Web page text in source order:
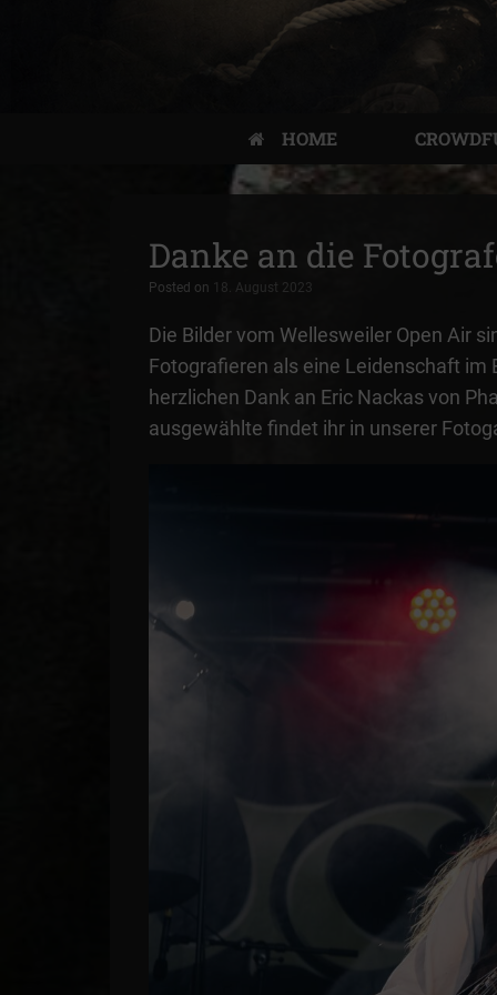
HOME
Danke an die
Posted on 18. August 2023
Die Bilder vom Wellesweiler Open Air
Fotografieren als eine Leidenschaft im
herzlichen Dank an Eric Nackas von
ausgewählte findet ihr in unserer